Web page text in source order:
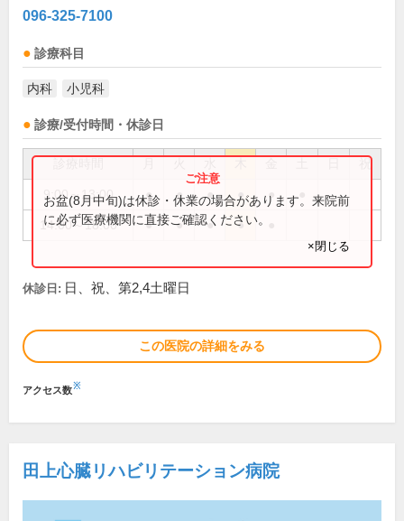
096-325-7100
診療科目
内科 小児科
診療/受付時間・休診日
祝
9:00～13:00 ● ● ● ● ●
14:00～18:00 ● ● ● ●
お盆(8月中旬)は休診・休業の場合があります。来院前
に必ず医療機関に直接ご確認ください。
×閉じる
休診日: 日、祝、第2,4土曜日
この医院の詳細をみる
アクセス数※
田上心臓リハビリテーション病院